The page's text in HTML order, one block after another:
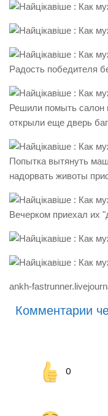
Радость победителя
Решили помыть салон
открыли еще дверь
Попытка вытянуть
надорвать животы
Вечерком приехал их
ankh-
Комментарии
0